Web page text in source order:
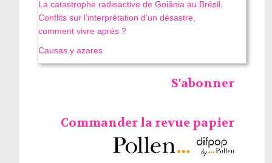
La catastrophe radioactive de Goiânia au Brésil.
Conflits sur l’interprétation d’un désastre,
comment vivre après ?
Causas y azares
S'abonner
Commander la revue papier